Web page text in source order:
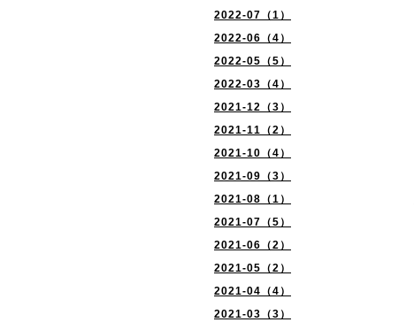
2022-07（1）
2022-06（4）
2022-05（5）
2022-03（4）
2021-12（3）
2021-11（2）
2021-10（4）
2021-09（3）
2021-08（1）
2021-07（5）
2021-06（2）
2021-05（2）
2021-04（4）
2021-03（3）